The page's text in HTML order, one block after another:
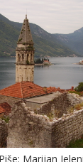
Marijan